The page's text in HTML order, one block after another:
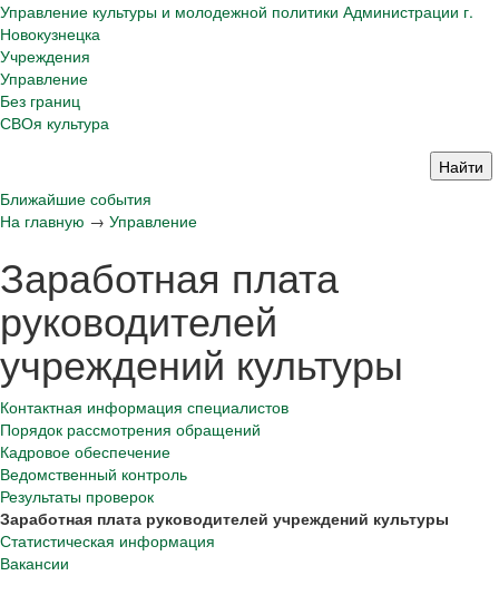
Управление культуры и молодежной политики Администрации г.
Новокузнецка
Учреждения
Управление
Без границ
СВОя культура
Ближайшие события
На главную → Управление
Заработная плата
руководителей
учреждений культуры
Контактная информация специалистов
Порядок рассмотрения обращений
Кадровое обеспечение
Ведомственный контроль
Результаты проверок
Заработная плата руководителей учреждений культуры
Статистическая информация
Вакансии